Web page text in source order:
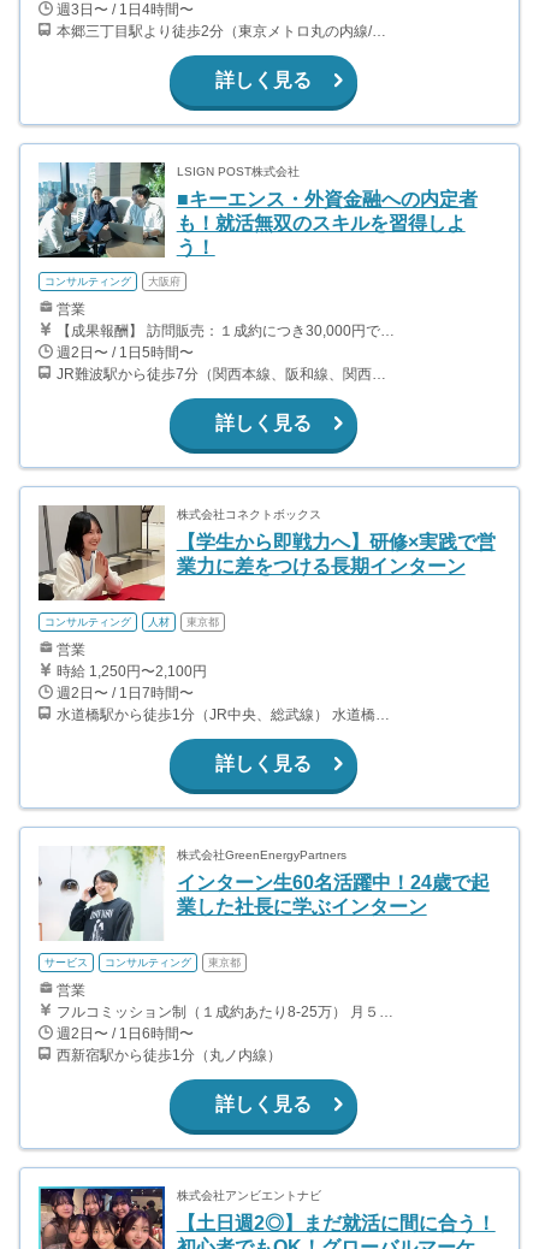
週3日〜 / 1日4時間〜
本郷三丁目駅より徒歩2分（東京メトロ丸の内線/都営地下鉄大江戸線）
詳しく見る
LSIGN POST株式会社
■キーエンス・外資金融への内定者
も！就活無双のスキルを習得しよ
う！
コンサルティング 大阪府
営業
【成果報酬】 訪問販売：１成約につき30,000円です。 例えば、光インターネットの成約であれば、平均的に2.5日で1件の契約が見込めます。（12,000円/1日6時間稼働） ＜月収例＞月に100万以上稼ぐ方もいます！ ・月5件成約：150,000円 ・月15件成約：450,000円 ・月30成約：900,000円➕マネジメントインセンティブ300,000円 合計1,200,000円 時給換算で2,000円程度が、平均的なインターン生の報酬となっています。
週2日〜 / 1日5時間〜
JR難波駅から徒歩7分（関西本線、阪和線、関西空港線） 大阪難波駅から徒歩13分（近鉄奈良線、阪神なんば線） 桜川駅から徒歩4分（大阪メトロ千日前線、阪神なんば線）
詳しく見る
株式会社コネクトボックス
【学生から即戦力へ】研修×実践で営
業力に差をつける長期インターン
コンサルティング 人材 東京都
営業
時給 1,250円〜2,100円
週2日〜 / 1日7時間〜
水道橋駅から徒歩1分（JR中央、総武線） 水道橋駅から徒歩6分（都営三田線）
詳しく見る
株式会社GreenEnergyPartners
インターン生60名活躍中！24歳で起
業した社長に学ぶインターン
サービス コンサルティング 東京都
営業
フルコミッション制（１成約あたり8-25万） 月５０万以上稼ぐインターン生も多数います！ ■収入例 ○入社１ヶ月目（明治大学2年生） 役職：アポインター 月間１契約×８万円＝８万円 ＋交通費 ○入社３ヶ月目（東京大学２年生） 役職：アポインター（ランク：ブロンズ） 月間３契約×10万円＝30万円 ＋交通費 ○入社６ヶ月目（早稲田大学３年生） 役職：アポインター（ランク：シルバー） 月間５契約×12万円＝60万円 ＋交通費 ○入社15ヶ月目（慶應大学３年生） 役職：クローザー 月間３契約×25万＝75万円 ＋交通費
週2日〜 / 1日6時間〜
西新宿駅から徒歩1分（丸ノ内線）
詳しく見る
株式会社アンビエントナビ
【土日週2◎】まだ就活に間に合う！